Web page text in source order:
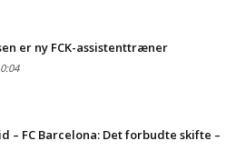
er ny FCK-assistenttræner
– FC Barcelona: Det forbudte skifte –